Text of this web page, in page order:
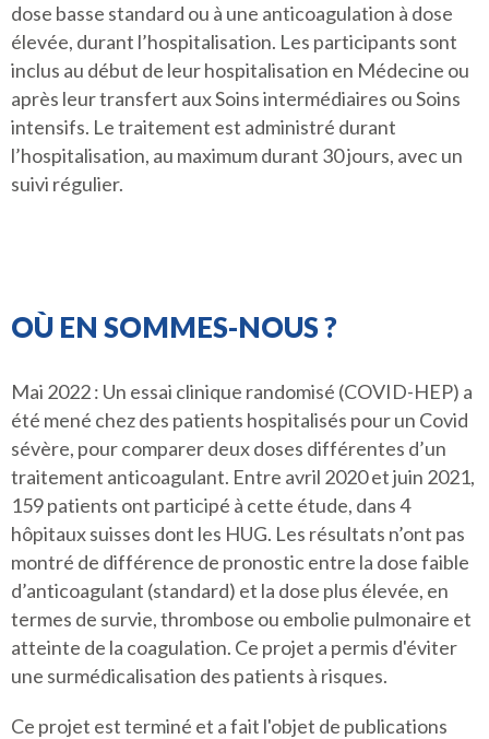
dose basse standard ou à une anticoagulation à dose
élevée, durant l’hospitalisation. Les participants sont
inclus au début de leur hospitalisation en Médecine ou
après leur transfert aux Soins intermédiaires ou Soins
intensifs. Le traitement est administré durant
l’hospitalisation, au maximum durant 30 jours, avec un
suivi régulier.
OÙ EN SOMMES-NOUS ?
Mai 2022 : Un essai clinique randomisé (COVID-HEP) a
été mené chez des patients hospitalisés pour un Covid
sévère, pour comparer deux doses différentes d’un
traitement anticoagulant. Entre avril 2020 et juin 2021,
159 patients ont participé à cette étude, dans 4
hôpitaux suisses dont les HUG. Les résultats n’ont pas
montré de différence de pronostic entre la dose faible
d’anticoagulant (standard) et la dose plus élevée, en
termes de survie, thrombose ou embolie pulmonaire et
atteinte de la coagulation. Ce projet a permis d'éviter
une surmédicalisation des patients à risques.
Ce projet est terminé et a fait l'objet de publications